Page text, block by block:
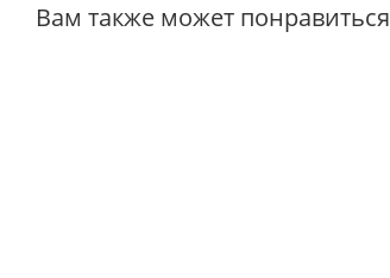
Вам также может понравиться